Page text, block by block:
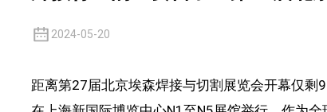
2024-05-20
距离第27届北京埃森焊接与切割展览会开幕仅